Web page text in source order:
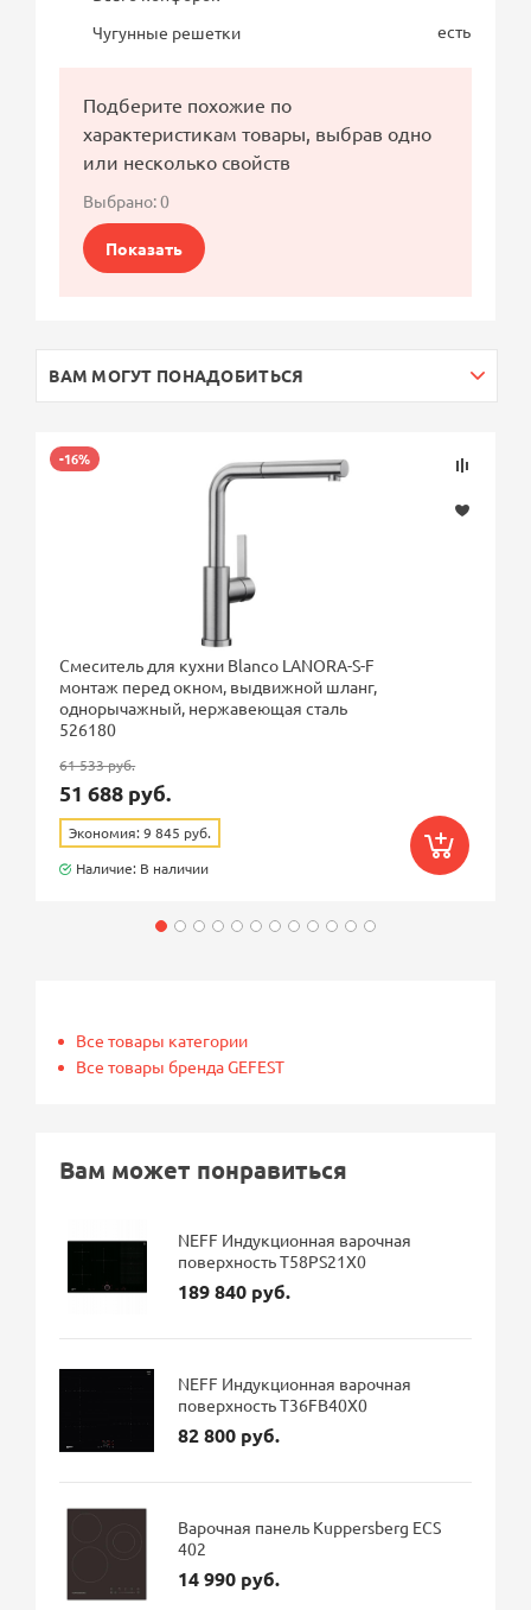
Чугунные решетки
есть
Подберите похожие по
характеристикам товары, выбрав одно
или несколько свойств
Выбрано:0
Показать
ВАМ МОГУТ ПОНАДОБИТЬСЯ
-16%
Смеситель для кухни Blanco LANORA-S-F
монтаж перед окном, выдвижной шланг,
однорычажный, нержавеющая сталь
526180
61 533 руб.
51 688 руб.
Экономия: 9 845 руб.
Наличие: В наличии
Все товары категории
Все товары бренда GEFEST
Вам может понравиться
NEFF Индукционная варочная
поверхность T58PS21X0
189 840 руб.
NEFF Индукционная варочная
поверхность T36FB40X0
82 800 руб.
Варочная панель Kuppersberg ECS
402
14 990 руб.